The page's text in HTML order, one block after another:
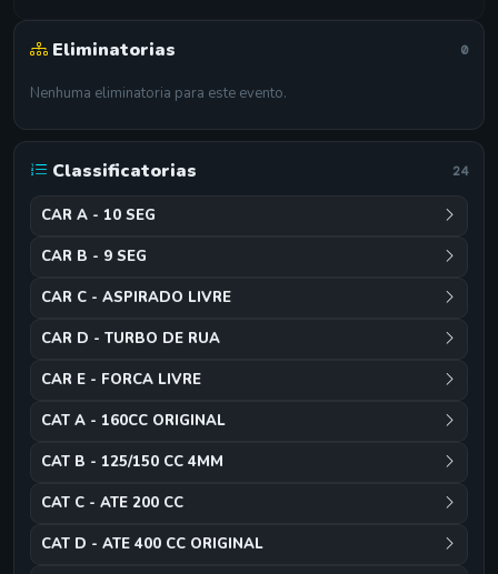
Eliminatorias 0
Nenhuma eliminatoria para este evento.
Classificatorias 24
CAR A - 10 SEG
CAR B - 9 SEG
CAR C - ASPIRADO LIVRE
CAR D - TURBO DE RUA
CAR E - FORCA LIVRE
CAT A - 160CC ORIGINAL
CAT B - 125/150 CC 4MM
CAT C - ATE 200 CC
CAT D - ATE 400 CC ORIGINAL